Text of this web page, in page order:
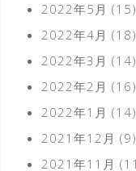
2022年5月 (15)
2022年4月 (18)
2022年3月 (14)
2022年2月 (16)
2022年1月 (14)
2021年12月 (9)
2021年11月